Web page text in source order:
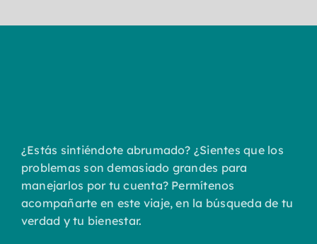
¿Estás sintiéndote abrumado? ¿Sientes que los
problemas son demasiado grandes para
manejarlos por tu cuenta? Permítenos
acompañarte en este viaje, en la búsqueda de tu
verdad y tu bienestar.